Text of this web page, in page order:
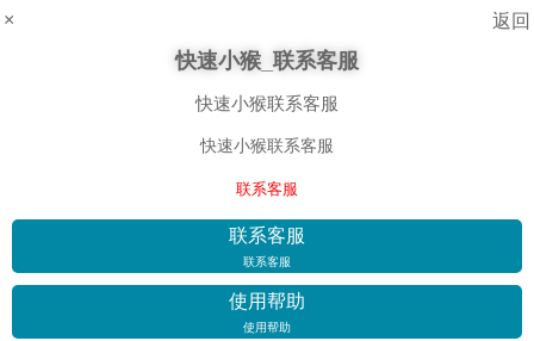
× 返回
快速小猴_联系客服
快速小猴联系客服
快速小猴联系客服
联系客服
联系客服
联系客服
使用帮助
使用帮助